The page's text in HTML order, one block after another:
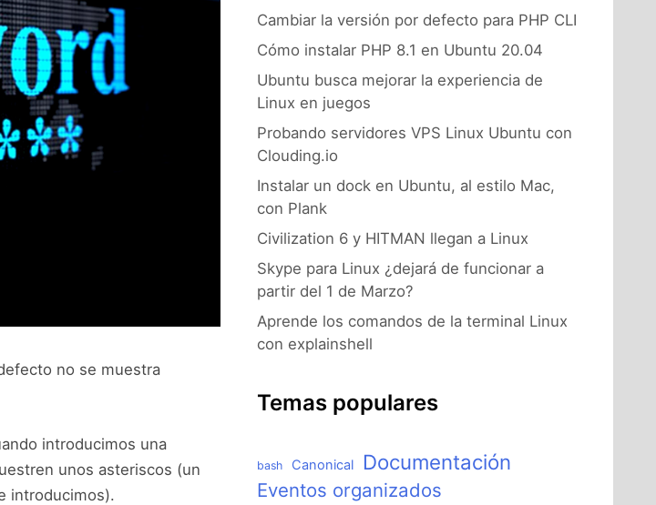
no se muestra
introducimos una
unos asteriscos (un
introducimos).
Cambiar la versión por defecto para PHP CLI
Cómo instalar PHP 8.1 en Ubuntu 20.04
Ubuntu busca mejorar la experiencia de
Linux en juegos
Probando servidores VPS Linux Ubuntu con
Clouding.io
Instalar un dock en Ubuntu, al estilo Mac,
con Plank
Civilization 6 y HITMAN llegan a Linux
Skype para Linux ¿dejará de funcionar a
partir del 1 de Marzo?
Aprende los comandos de la terminal Linux
con explainshell
Temas populares
bash Canonical Documentación
Eventos organizados